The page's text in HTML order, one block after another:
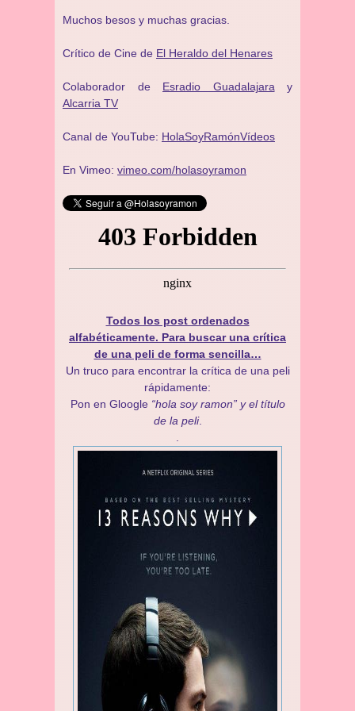
Muchos besos y muchas gracias.
Crítico de Cine de El Heraldo del Henares
Colaborador de Esradio Guadalajara y
Alcarria TV
Canal de YouTube: HolaSoyRamónVídeos
En Vimeo: vimeo.com/holasoyramon
Todos los post ordenados
alfabéticamente. Para buscar una crítica
de una peli de forma sencilla…
Un truco para encontrar la crítica de una peli
rápidamente:
Pon en Gloogle “hola soy ramon” y el título
de la peli.